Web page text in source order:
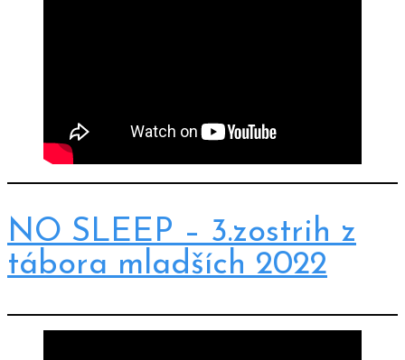
NO SLEEP – 3.zostrih z
tábora mladších 2022